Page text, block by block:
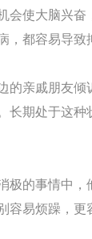
会使大脑兴
，都容易导致
亲戚朋友倾
长期处于这
的事情中，
易烦躁，更
约挂号